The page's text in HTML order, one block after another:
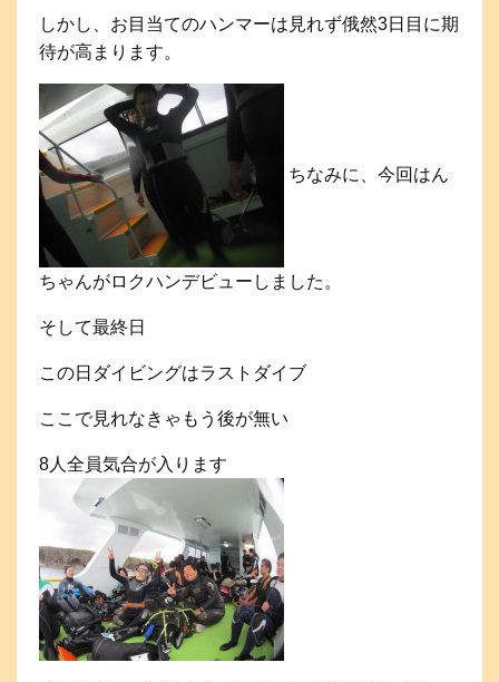
しかし、お目当てのハンマーは見れず俄然3日目に期
待が高まります。
ちなみに、今回はん
ちゃんがロクハンデビューしました。
そして最終日
この日ダイビングはラストダイブ
ここで見れなきゃもう後が無い
8人全員気合が入ります